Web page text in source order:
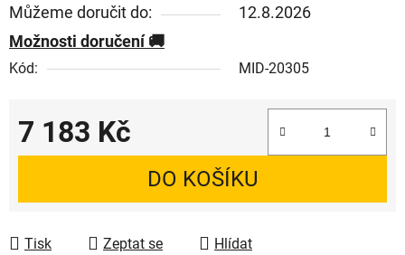
Můžeme doručit do:
12.8.2026
Možnosti doručení
Kód: MID-20305
7 183 Kč
Měrná cena:
DO KOŠÍKU
Tisk Zeptat se Hlídat